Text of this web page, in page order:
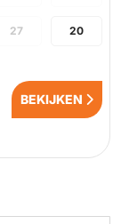
20
27
BEKIJKEN